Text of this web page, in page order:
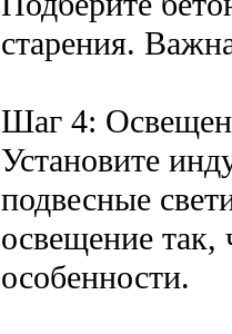
старения.
Шаг 4:
Установите
подвесные
освещение так,
особенности.